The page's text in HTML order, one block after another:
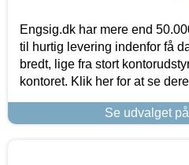
Engsig.dk har mere end
til hurtig levering indenfor få
bredt, lige fra stort
kontoret. Klik her for at se
Se udvalget